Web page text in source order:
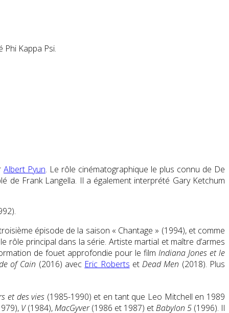
Phi Kappa Psi.
Albert Pyun. Le rôle cinématographique le plus connu de De
de Frank Langella. Il a également interprété Gary Ketchum
épisode de la saison « Chantage » (1994), et comme
principal dans la série. Artiste martial et maître d’armes
de fouet approfondie pour le film Indiana Jones et le
of Cain (2016) avec Eric Roberts etDead Men (2018). Plus
et des vies (1985-1990) et en tant que Leo Mitchell en 1989
V(1984),MacGyver(1986 et 1987) etBabylon 5(1996). Il